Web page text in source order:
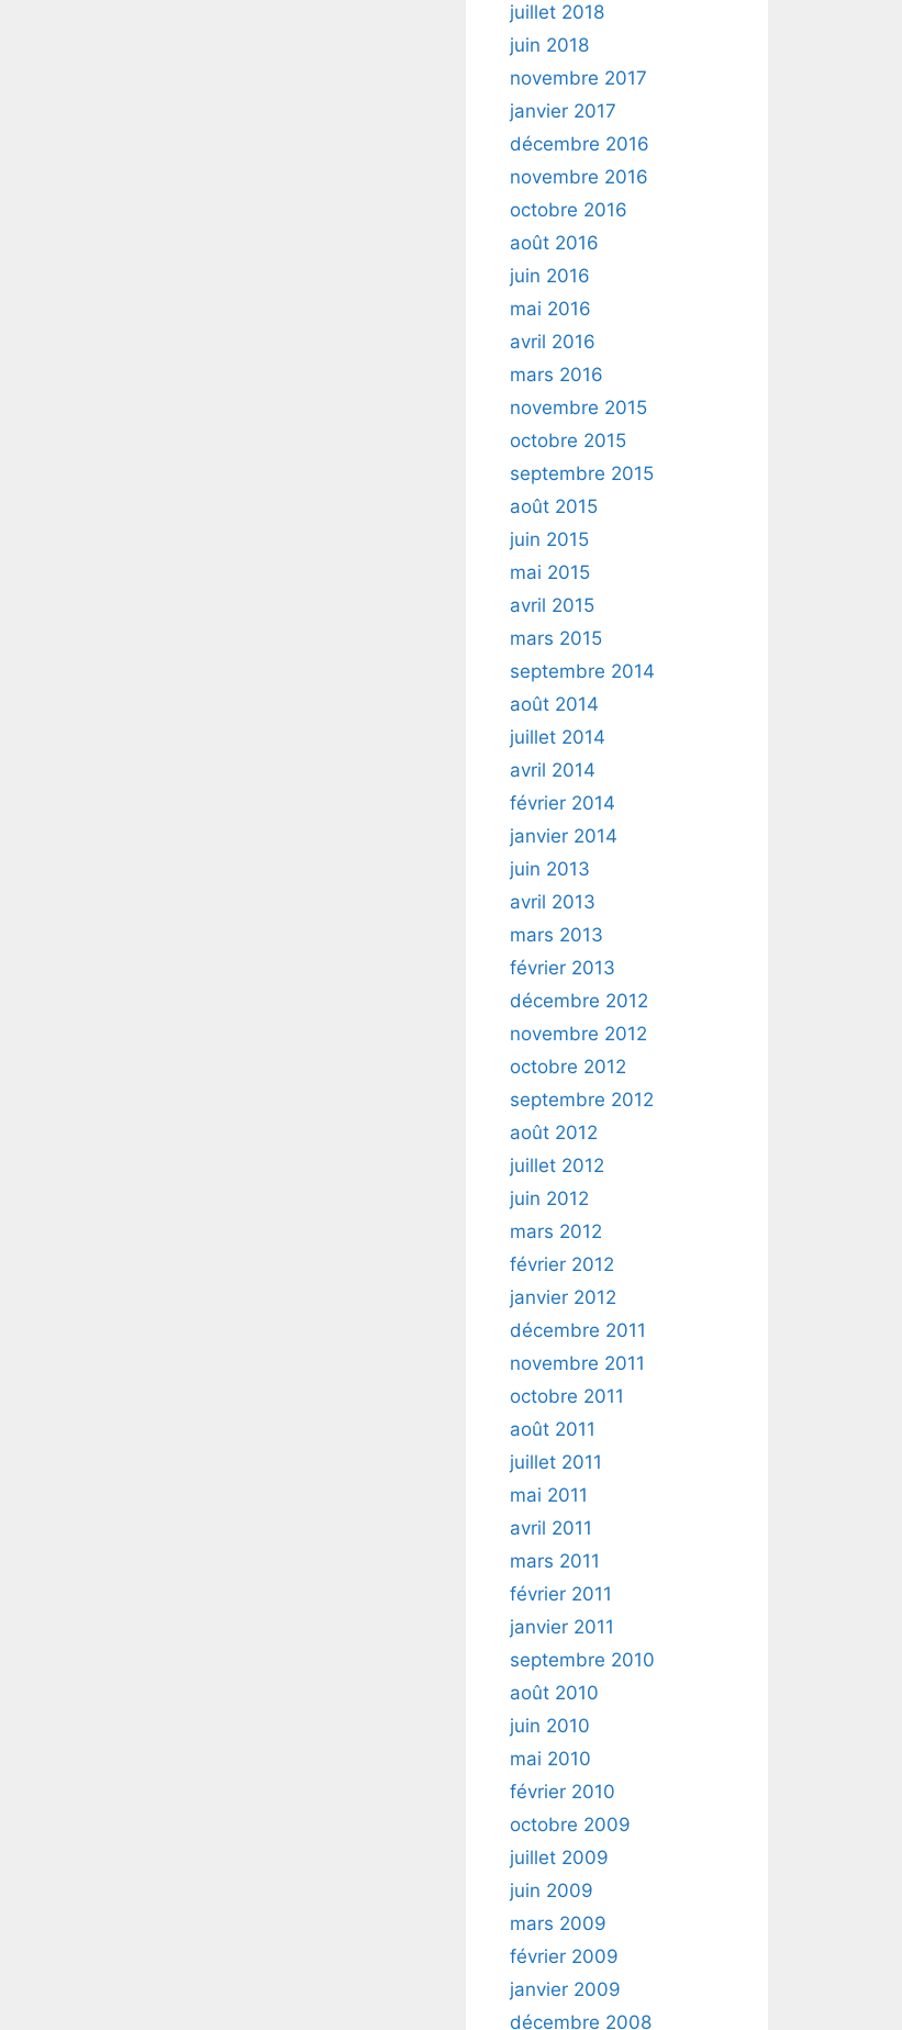
juillet 2018
juin 2018
novembre 2017
janvier 2017
décembre 2016
novembre 2016
octobre 2016
août 2016
juin 2016
mai 2016
avril 2016
mars 2016
novembre 2015
octobre 2015
septembre 2015
août 2015
juin 2015
mai 2015
avril 2015
mars 2015
septembre 2014
août 2014
juillet 2014
avril 2014
février 2014
janvier 2014
juin 2013
avril 2013
mars 2013
février 2013
décembre 2012
novembre 2012
octobre 2012
septembre 2012
août 2012
juillet 2012
juin 2012
mars 2012
février 2012
janvier 2012
décembre 2011
novembre 2011
octobre 2011
août 2011
juillet 2011
mai 2011
avril 2011
mars 2011
février 2011
janvier 2011
septembre 2010
août 2010
juin 2010
mai 2010
février 2010
octobre 2009
juillet 2009
juin 2009
mars 2009
février 2009
janvier 2009
décembre 2008